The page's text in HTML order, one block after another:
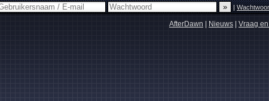
|
AfterDawn Nieuws Vraag